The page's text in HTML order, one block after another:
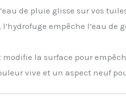
de pluie glisse sur vos
empêche l’eau
la surface pour
vive et un aspect neuf